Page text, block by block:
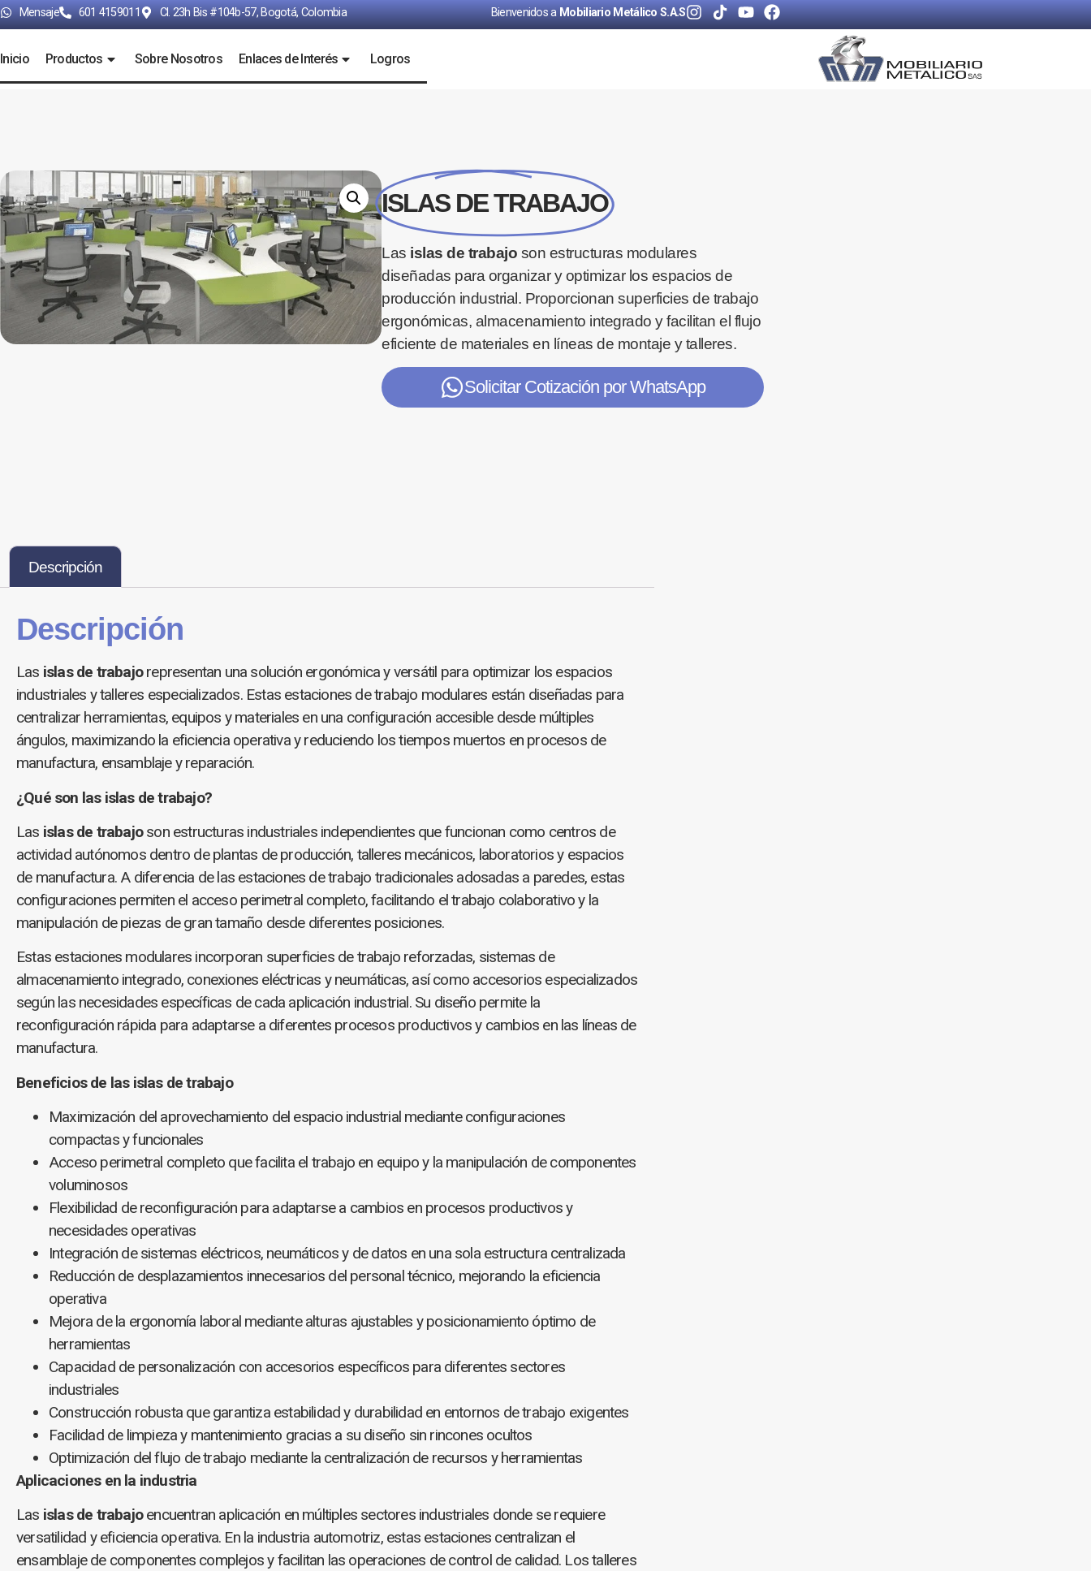
Mensaje 601 4159011 Cl. 23h Bis #104b-57, Bogotá, Colombia Bienvenidos aMobiliario Metálico S.A.S
Inicio Productos Sobre Nosotros Enlaces de Interés Logros
ISLAS DE TRABAJO
Las islas de trabajo son estructuras modulares
diseñadas para organizar y optimizar los espacios de
producción industrial. Proporcionan superficies de trabajo
ergonómicas, almacenamiento integrado y facilitan el flujo
eficiente de materiales en líneas de montaje y talleres.
Solicitar Cotización por WhatsApp
Descripción
Descripción
Las islas de trabajorepresentan una solución ergonómica y versátil para optimizar los espacios
industriales y talleres especializados. Estas estaciones de trabajo modulares están diseñadas para
centralizar herramientas, equipos y materiales en una configuración accesible desde múltiples
ángulos, maximizando la eficiencia operativa y reduciendo los tiempos muertos en procesos de
manufactura, ensamblaje y reparación.
¿Qué son las islas de trabajo?
Las islas de trabajoson estructuras industriales independientes que funcionan como centros de
actividad autónomos dentro de plantas de producción, talleres mecánicos, laboratorios y espacios
de manufactura. A diferencia de las estaciones de trabajo tradicionales adosadas a paredes, estas
configuraciones permiten el acceso perimetral completo, facilitando el trabajo colaborativo y la
manipulación de piezas de gran tamaño desde diferentes posiciones.
Estas estaciones modulares incorporan superficies de trabajo reforzadas, sistemas de
almacenamiento integrado, conexiones eléctricas y neumáticas, así como accesorios especializados
según las necesidades específicas de cada aplicación industrial. Su diseño permite la
reconfiguración rápida para adaptarse a diferentes procesos productivos y cambios en las líneas de
manufactura.
Beneficios de las islas de trabajo
Maximización del aprovechamiento del espacio industrial mediante configuraciones
compactas y funcionales
Acceso perimetral completo que facilita el trabajo en equipo y la manipulación de componentes
voluminosos
Flexibilidad de reconfiguración para adaptarse a cambios en procesos productivos y
necesidades operativas
Integración de sistemas eléctricos, neumáticos y de datos en una sola estructura centralizada
Reducción de desplazamientos innecesarios del personal técnico, mejorando la eficiencia
operativa
Mejora de la ergonomía laboral mediante alturas ajustables y posicionamiento óptimo de
herramientas
Capacidad de personalización con accesorios específicos para diferentes sectores
industriales
Construcción robusta que garantiza estabilidad y durabilidad en entornos de trabajo exigentes
Facilidad de limpieza y mantenimiento gracias a su diseño sin rincones ocultos
Optimización del flujo de trabajo mediante la centralización de recursos y herramientas
Aplicaciones en la industria
Las islas de trabajoencuentran aplicación en múltiples sectores industriales donde se requiere
versatilidad y eficiencia operativa. En la industria automotriz, estas estaciones centralizan el
ensamblaje de componentes complejos y facilitan las operaciones de control de calidad. Los talleres